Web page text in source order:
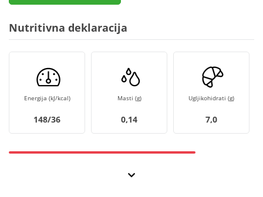
Nutritivna deklaracija
Energija (kJ/kcal)
148/36
Masti (g)
0,14
Ugljikohidrati (g)
7,0